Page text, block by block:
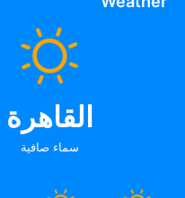
القاهرة
سماء صافية